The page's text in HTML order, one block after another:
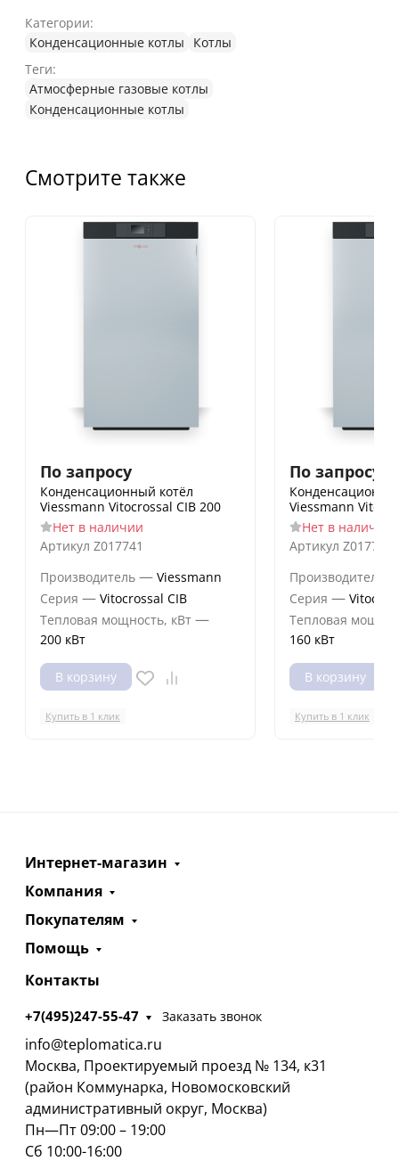
Категории:
Конденсационные котлы
Котлы
Теги:
Атмосферные газовые котлы
Конденсационные котлы
Смотрите также
По запросу
Конденсационный котёл
Viessmann Vitocrossal CIB 200
Нет в наличии
Артикул Z017741
Производитель — Viessmann
Серия — Vitocrossal CIB
Тепловая мощность, кВт —
200 кВт
В корзину
Купить в 1 клик
По запросу
Viessmann
Нет в наличии
Артикул Z017740
Производитель
Серия —
Тепловая
160 кВт
В корзину
Купить в 1 клик
Интернет-магазин
Компания
Покупателям
Помощь
Контакты
+7(495)247-55-47 Заказать звонок
info@teplomatica.ru
Москва, Проектируемый проезд № 134, к31
(район Коммунарка, Новомосковский
административный округ, Москва)
Пн—Пт 09:00 – 19:00
Сб 10:00-16:00